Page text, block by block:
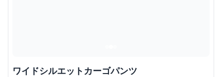
ワイドシルエットカーゴパンツ